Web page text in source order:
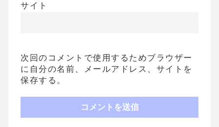
サイト
次回のコメントで使用するためブラウザー
に自分の名前、メールアドレス、サイトを
保存する。